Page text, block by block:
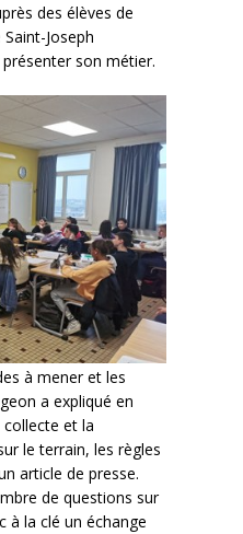
des élèves de
Joseph
son métier.
à mener et les
a expliqué en
et la
le terrain, les règles
article de presse.
de questions sur
à la clé un échange